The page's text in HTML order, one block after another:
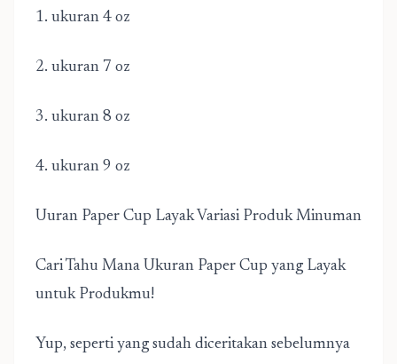
1. ukuran 4 oz
2. ukuran 7 oz
3. ukuran 8 oz
4. ukuran 9 oz
Uuran Paper Cup Layak Variasi Produk Minuman
Cari Tahu Mana Ukuran Paper Cup yang Layak
untuk Produkmu!
Yup, seperti yang sudah diceritakan sebelumnya